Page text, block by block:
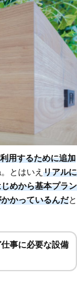
用するために追加
とはいえ リアルに
めから基本プラン
かっているんだと
事に必要な設備